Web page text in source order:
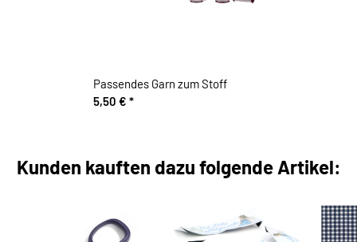
Passendes Garn zum Stoff
5,50 € *
Kunden kauften dazu folgende Artikel: